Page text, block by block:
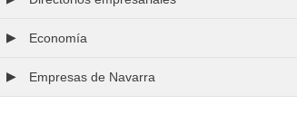
▶ Economía
▶ Empresas de Navarra